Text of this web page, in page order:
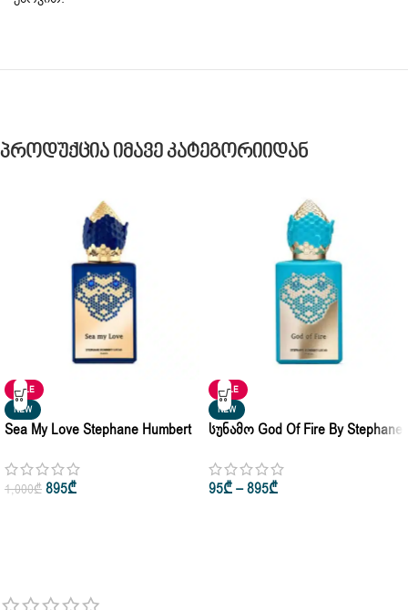
Პროდუქცია Იმავე Კატეგორიიდან
SALE
NEW
Sea My Love Stephane Humbert
Parfum 50ml
1,000₾ 895₾
SALE
NEW
Სუნამო God Of Fire By Stephane
5ml • 10ml • 50ml
95₾–895₾